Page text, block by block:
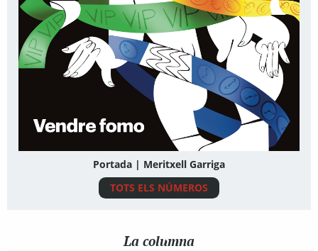
Portada | Meritxell Garriga
TOTS ELS NÚMEROS
La columna